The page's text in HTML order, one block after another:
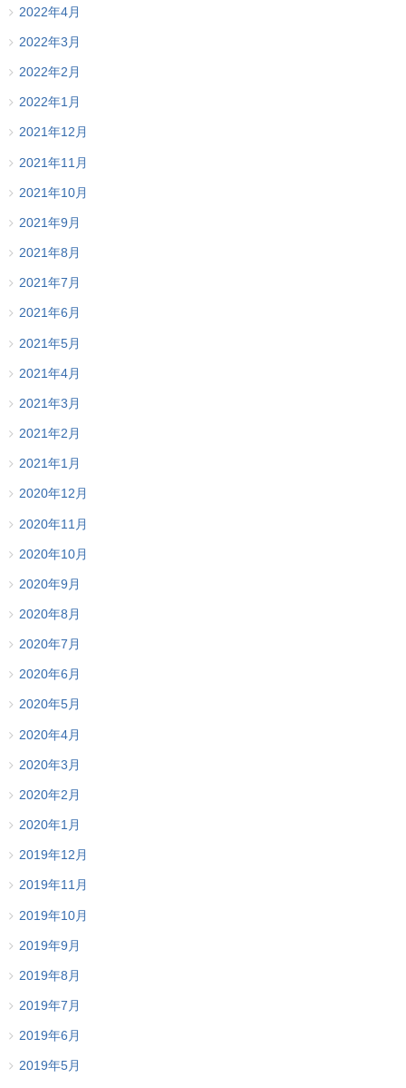
2022年4月
2022年3月
2022年2月
2022年1月
2021年12月
2021年11月
2021年10月
2021年9月
2021年8月
2021年7月
2021年6月
2021年5月
2021年4月
2021年3月
2021年2月
2021年1月
2020年12月
2020年11月
2020年10月
2020年9月
2020年8月
2020年7月
2020年6月
2020年5月
2020年4月
2020年3月
2020年2月
2020年1月
2019年12月
2019年11月
2019年10月
2019年9月
2019年8月
2019年7月
2019年6月
2019年5月